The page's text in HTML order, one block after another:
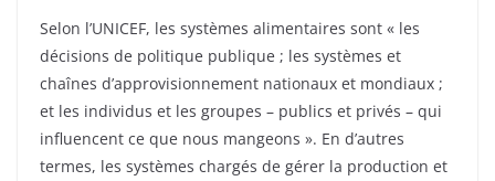
Selon l’UNICEF, les systèmes alimentaires sont « les
décisions de politique publique ; les systèmes et
chaînes d’approvisionnement nationaux et mondiaux ;
et les individus et les groupes – publics et privés – qui
influencent ce que nous mangeons ». En d’autres
termes, les systèmes chargés de gérer la production et